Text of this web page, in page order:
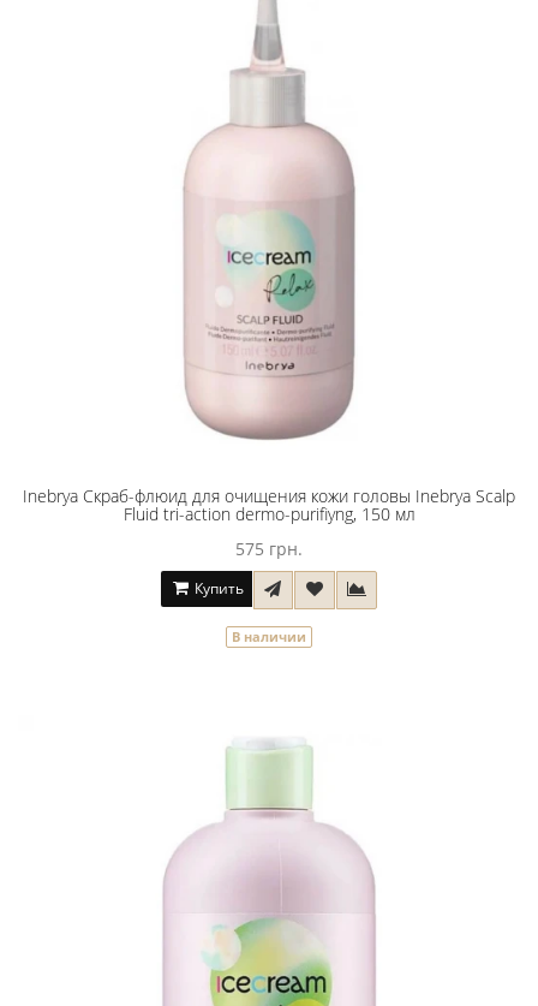
Inebrya Скраб-флюид для очищения кожи головы Inebrya Scalp
Fluid tri-action dermo-purifiyng, 150 мл
575 грн.
Купить
В наличии